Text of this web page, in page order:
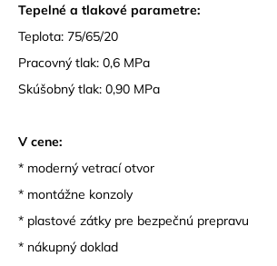
Tepelné a tlakové parametre:
Teplota: 75/65/20
Pracovný tlak: 0,6 MPa
Skúšobný tlak: 0,90 MPa
V cene:
* moderný vetrací otvor
* montážne konzoly
* plastové zátky pre bezpečnú prepravu
* nákupný doklad